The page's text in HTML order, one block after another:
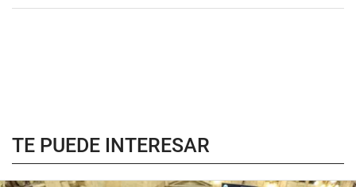
TE PUEDE INTERESAR